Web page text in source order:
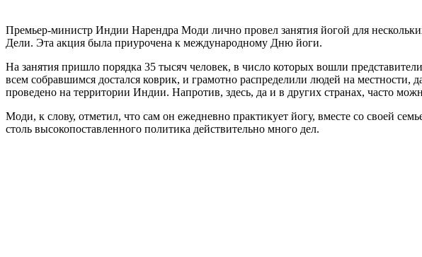
Премьер-министр Индии Нарендра Моди лично провел занятия йогой для
Дели. Эта акция была приурочена к международному Дню йоги.
На занятия пришло порядка 35 тысяч человек, в число которых вошли
всем собравшимся достался коврик, и грамотно распределили людей на
проведено на территории Индии. Напротив, здесь, да и в других странах, часто
Моди, к слову, отметил, что сам он ежедневно практикует йогу, вместе со своей
столь высокопоставленного политика действительно много дел.